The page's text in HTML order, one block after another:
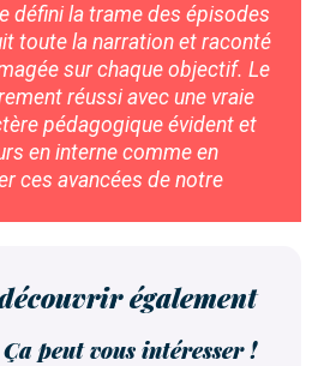
défini la trame des épisodes
toute la narration et raconté
sur chaque objectif. Le
réussi avec une vraie
pédagogique évident et
en interne comme en
ces avancées de notre
également
Ça peut vous intéresser !